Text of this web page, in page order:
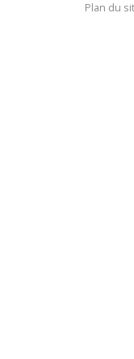
Plan du